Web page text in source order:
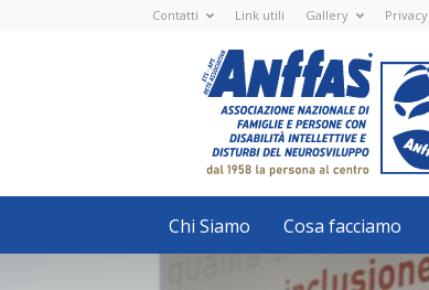
Contatti Link utili Gallery Privacy
Nazionale
ETS
-
APS
Associazione
Nazionale
di
Famiglie
e
con
disabilità
intellettive
Chi Siamo Cosa facciamo